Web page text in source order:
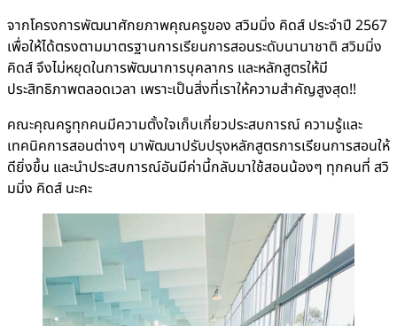
จากโครงการพัฒนาศักยภาพคุณครูของ สวิมมิ่ง คิดส์ ประจำปี 2567
เพื่อให้ได้ตรงตามมาตรฐานการเรียนการสอนระดับนานาชาติ สวิมมิ่ง
คิดส์ จึงไม่หยุดในการพัฒนาการบุคลากร และหลักสูตรให้มี
ประสิทธิภาพตลอดเวลา เพราะเป็นสิ่งที่เราให้ความสำคัญสูงสุด!!
คณะคุณครูทุกคนมีความตั้งใจเก็บเกี่ยวประสบการณ์ ความรู้และ
เทคนิคการสอนต่างๆ มาพัฒนาปรับปรุงหลักสูตรการเรียนการสอนให้
ดียิ่งขึ้น และนำประสบการณ์อันมีค่านี้กลับมาใช้สอนน้องๆ ทุกคนที่ สวิ
มมิ่ง คิดส์ นะคะ